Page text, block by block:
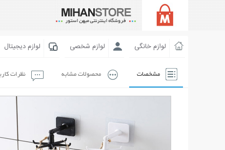
لوازم خانگی لوازم شخصی لوازم دیجیتال
مشخصات محصولات مشابه نظرات